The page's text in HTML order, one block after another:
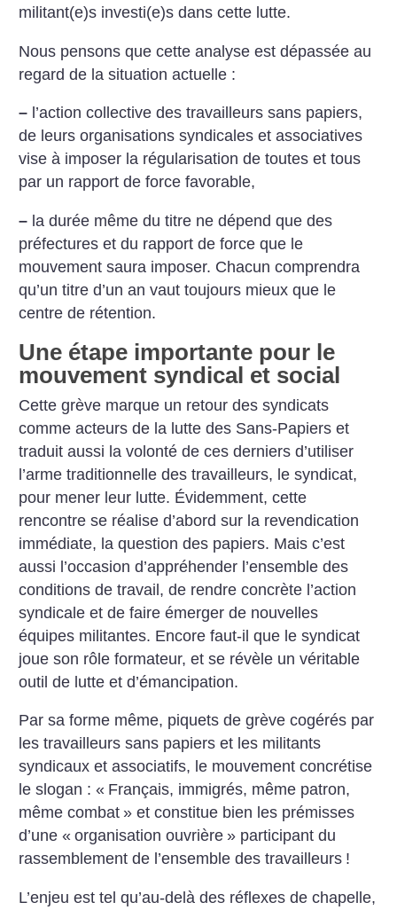
militant(e)s investi(e)s dans cette lutte.
Nous pensons que cette analyse est dépassée au
regard de la situation actuelle :
– l’action collective des travailleurs sans papiers,
de leurs organisations syndicales et associatives
vise à imposer la régularisation de toutes et tous
par un rapport de force favorable,
– la durée même du titre ne dépend que des
préfectures et du rapport de force que le
mouvement saura imposer. Chacun comprendra
qu’un titre d’un an vaut toujours mieux que le
centre de rétention.
Une étape importante pour le
mouvement syndical et social
Cette grève marque un retour des syndicats
comme acteurs de la lutte des Sans-Papiers et
traduit aussi la volonté de ces derniers d’utiliser
l’arme traditionnelle des travailleurs, le syndicat,
pour mener leur lutte. Évidemment, cette
rencontre se réalise d’abord sur la revendication
immédiate, la question des papiers. Mais c’est
aussi l’occasion d’appréhender l’ensemble des
conditions de travail, de rendre concrète l’action
syndicale et de faire émerger de nouvelles
équipes militantes. Encore faut-il que le syndicat
joue son rôle formateur, et se révèle un véritable
outil de lutte et d’émancipation.
Par sa forme même, piquets de grève cogérés par
les travailleurs sans papiers et les militants
syndicaux et associatifs, le mouvement concrétise
le slogan : « Français, immigrés, même patron,
même combat » et constitue bien les prémisses
d’une « organisation ouvrière » participant du
rassemblement de l’ensemble des travailleurs !
L’enjeu est tel qu’au-delà des réflexes de chapelle,